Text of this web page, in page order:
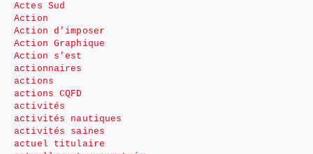
Actes Sud
Action
Action d’imposer
Action Graphique
Action s’est
actionnaires
actions
actions CQFD
activités
activités nautiques
activités saines
actuel titulaire